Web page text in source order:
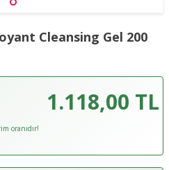
Cleansing Gel 200
1.118,00 TL
oranıdır!